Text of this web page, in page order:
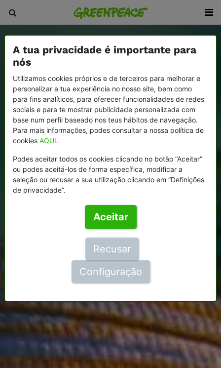
A tua privacidade é importante para
nós
Utilizamos cookies próprios e de terceiros para melhorar e
personalizar a tua experiência no nosso site, bem como
para fins analíticos, para oferecer funcionalidades de redes
sociais e para te mostrar publicidade personalizada com
base num perfil baseado nos teus hábitos de navegação.
Para mais informações, podes consultar a nossa política de
cookies AQUI.
Podes aceitar todos os cookies clicando no botão “Aceitar”
ou podes aceitá-los de forma específica, modificar a
seleção ou recusar a sua utilização clicando em “Definições
de privacidade”.
Aceitar
Recusar
Configuração